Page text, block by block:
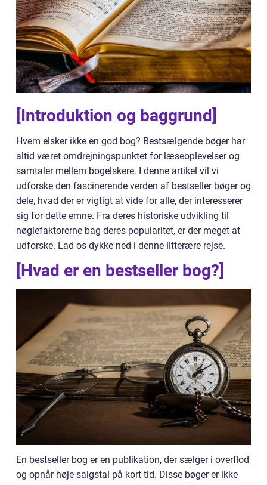
[Introduktion og baggrund]
Hvem elsker ikke en god bog? Bestsælgende bøger har
altid været omdrejningspunktet for læseoplevelser og
samtaler mellem bogelskere. I denne artikel vil vi
udforske den fascinerende verden af bestseller bøger og
dele, hvad der er vigtigt at vide for alle, der interesserer
sig for dette emne. Fra deres historiske udvikling til
nøglefaktorerne bag deres popularitet, er der meget at
udforske. Lad os dykke ned i denne litterære rejse.
[Hvad er en bestseller bog?]
En bestseller bog er en publikation, der sælger i overflod
og opnår høje salgstal på kort tid. Disse bøger er ikke